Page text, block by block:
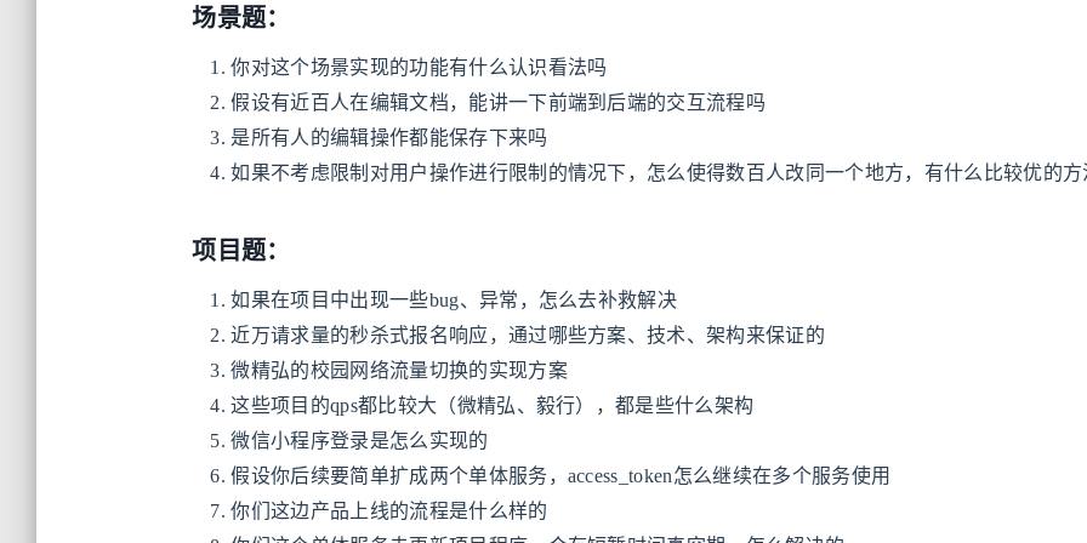
场景题：
你对这个场景实现的功能有什么认识看法吗
假设有近百人在编辑文档，能讲一下前端到后端的交互流程吗
是所有人的编辑操作都能保存下来吗
如果不考虑限制对用户操作进行限制的情况下，怎么使得数百人改同一个地方，有什么比较优的方
项目题：
如果在项目中出现一些bug、异常，怎么去补救解决
近万请求量的秒杀式报名响应，通过哪些方案、技术、架构来保证的
微精弘的校园网络流量切换的实现方案
这些项目的qps都比较大（微精弘、毅行），都是些什么架构
微信小程序登录是怎么实现的
假设你后续要简单扩成两个单体服务，access_token怎么继续在多个服务使用
你们这边产品上线的流程是什么样的